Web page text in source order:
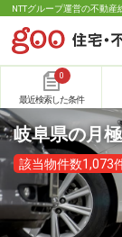
NTTグループ運営の不動産
0
最近検索した条件
岐阜県の月
該当物件数1,073